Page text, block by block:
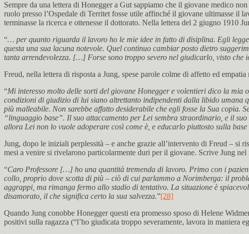
Sempre da una lettera di Honegger a Gut sappiamo che il giovane medico
ruolo presso l’Ospedale di Territet fosse utile affinché il giovane ultimasse il
terminasse la ricerca e ottenesse il dottorato. Nella lettera del 2 giugno 1910
“… per quanto riguarda il lavoro ho le mie idee in fatto di disiplina. Egli
questa una sua lacuna notevole. Quel continuo cambiar posto dietro
tanta arrendevolezza. […] Forse sono troppo severo nel giudicarlo, visto che
Freud, nella lettera di risposta a Jung, spese parole colme di affetto ed
“Mi interesso molto delle sorti del giovane Honegger e volentieri dico la
condizioni di giudizio di lui siano altrettanto indipendenti dalla libido umana
più malleabile. Non sarebbe affatto desiderabile che egli fosse la Sua copia.
“linguaggio base”. Il suo attaccamento per Lei sembra straordinario, e il
allora Lei non lo vuole adoperare così come è, e educarlo piuttosto sulla
Jung, dopo le iniziali perplessità – e anche grazie all’intervento di Freud – si
mesi a venire si rivelarono particolarmente duri per il giovane. Scrive Jung nel
“Caro Professore […] ho una quantità tremenda di lavoro. Primo con i
collo, proprio dove scotta di più – ciò di cui parlammo a Norimberga: il
aggrappi, ma rimanga fermo allo stadio di tentativo. La situazione è
disamorato, il che significa certo la sua salvezza.”[28]
Quando Jung conobbe Honegger questi era promesso sposo di Helene
positivi sulla ragazza (“l’ho giudicata troppo severamente, lavora in maniera